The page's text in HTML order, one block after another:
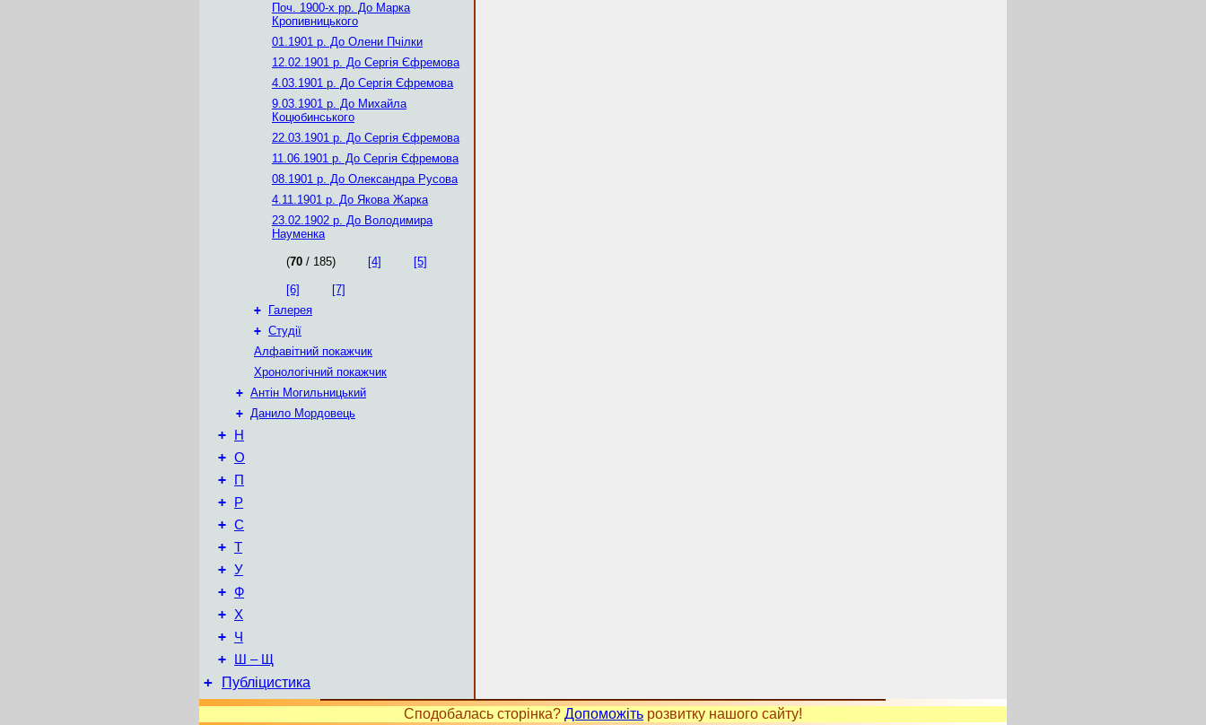
Поч. 1900-х рр. До Марка
Кропивницького
01.1901 р. До Олени Пчілки
12.02.1901 р. До Сергія Єфремова
4.03.1901 р. До Сергія Єфремова
9.03.1901 р. До Михайла
Коцюбинського
22.03.1901 р. До Сергія Єфремова
11.06.1901 р. До Сергія Єфремова
08.1901 р. До Олександра Русова
4.11.1901 р. До Якова Жарка
23.02.1902 р. До Володимира
Науменка
(70 / 185) [4] [5]
[6]
[7]
+
Галерея
+ Студії
Алфавітний покажчик
Хронологічний покажчик
+ Антін Могильницький
+ Данило Мордовець
+ Н
+ О
+ П
+ Р
+ С
+ Т
+ У
+ Ф
+ Х
+ Ч
+ Ш – Щ
+ Публіцистика
Сподобалась сторінка? Допоможіть розвитку нашого сайту!